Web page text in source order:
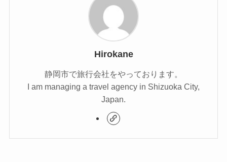
Hirokane
静岡市で旅行会社をやっております。
I am managing a travel agency in Shizuoka City,
Japan.